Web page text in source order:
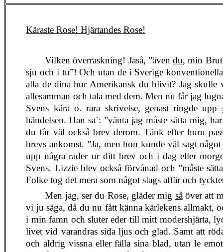
Käraste Rose! Hjärtandes Rose!
Vilken överraskning! Jaså, ”ävendu, min
sju och i tu”! Och utan de i Sverige
alla de dina hur Amerikansk du blivit? Jag skulle
allesamman och tala med dem. Men nu får jag
Svens kära o. rara skrivelse, genast ringde
händelsen. Han sa´: ”vänta jag måste sätta mig,
du får väl också brev derom. Tänk efter huru
brevs ankomst. ”Ja, men hon kunde väl sagt
upp några rader ur ditt brev och i dag eller
Svens. Lizzie blev också förvånad och ”måste
Folke tog det mera som något slags affär och
Men jag, ser du Rose, gläder mig såöver att
vi ju säga, då du nu fått känna kärlekens allmakt,
i min famn och sluter eder till mitt modershjärta,
livet vid varandras sida ljus och glad. Samt att
och aldrig vissna eller fälla sina blad, utan le